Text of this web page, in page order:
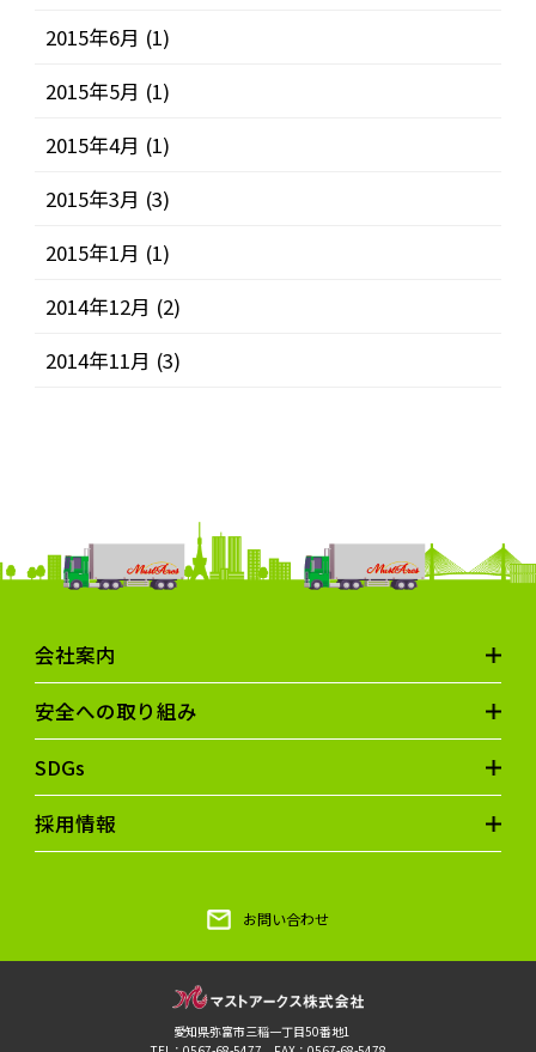
2015年6月 (1)
2015年5月 (1)
2015年4月 (1)
2015年3月 (3)
2015年1月 (1)
2014年12月 (2)
2014年11月 (3)
会社案内
安全への取り組み
SDGs
採用情報
お問い合わせ
愛知県弥富市三稲一丁目50番地1